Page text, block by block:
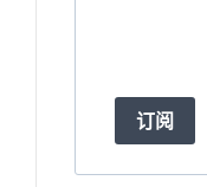
订阅